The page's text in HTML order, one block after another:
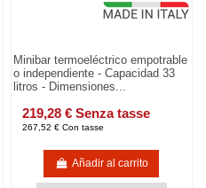
Minibar termoeléctrico empotrable
o independiente - Capacidad 33
litros - Dimensiones...
219,28 € Senza tasse
267,52 € Con tasse
Añadir al carrito